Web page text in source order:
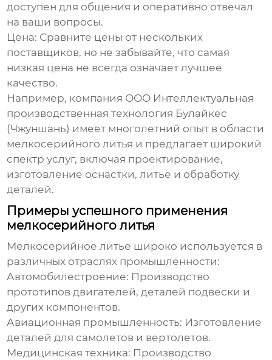
доступен для общения и оперативно отвечал
на ваши вопросы.
Цена: Сравните цены от нескольких
поставщиков, но не забывайте, что самая
низкая цена не всегда означает лучшее
качество.
Например, компания ООО Интеллектуальная
производственная технология Булайкес
(Чжуншань) имеет многолетний опыт в области
мелкосерийного литья и предлагает широкий
спектр услуг, включая проектирование,
изготовление оснастки, литье и обработку
деталей.
Примеры успешного применения
мелкосерийного литья
Мелкосерийное литье широко используется в
различных отраслях промышленности:
Автомобилестроение: Производство
прототипов двигателей, деталей подвески и
других компонентов.
Авиационная промышленность: Изготовление
деталей для самолетов и вертолетов.
Медицинская техника: Производство